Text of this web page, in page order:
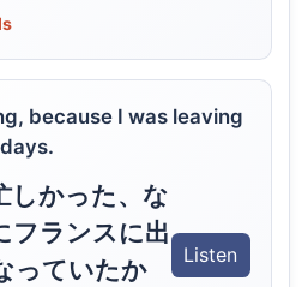
because I was leaving
しかった、な
フランスに出
っていたか
Listen